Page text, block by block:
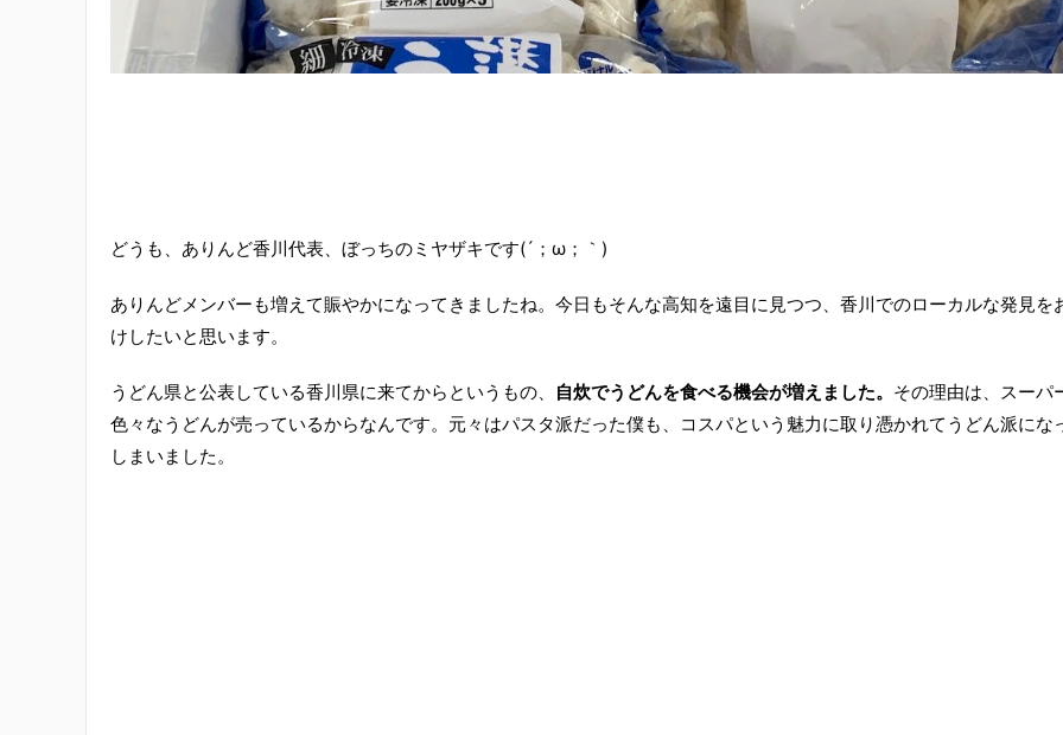
どうも、ありんど香川代表、ぼっちのミヤザキです(´；ω；｀)
ありんどメンバーも増えて賑やかになってきましたね。今日もそんな高知を遠目に見つつ、香川でのローカルな発見を
けしたいと思います。
うどん県と公表している香川県に来てからというもの、 自炊でうどんを食べる機会が増えました。 その理由は、スーパ
色々なうどんが売っているからなんです。元々はパスタ派だった僕も、コスパという魅力に取り憑かれてうどん派にな
しまいました。